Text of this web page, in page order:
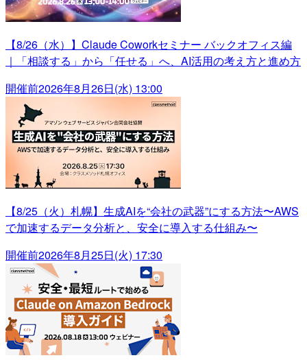
【8/26（水）】Claude Coworkセミナー バックオフィス編
｜「相談する」から「任せる」へ、AI活用の考え方と進め方
開催前2026年8月26日(水) 13:00
【8/25（火）札幌】生成AIを“会社の武器”にする方法〜AWS
で加速するデータ分析と、安全に導入する仕組み〜
開催前2026年8月25日(火) 17:30